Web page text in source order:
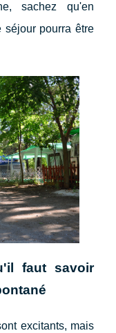
sachez qu'en
séjour pourra être
faut savoir
excitants, mais